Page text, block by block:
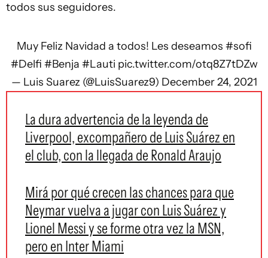
todos sus seguidores.
Muy Feliz Navidad a todos! Les deseamos #sofi
#Delfi #Benja #Lauti pic.twitter.com/otq8Z7tDZw
— Luis Suarez (@LuisSuarez9) December 24, 2021
La dura advertencia de la leyenda de
Liverpool, excompañero de Luis Suárez en
el club, con la llegada de Ronald Araujo
Mirá por qué crecen las chances para que
Neymar vuelva a jugar con Luis Suárez y
Lionel Messi y se forme otra vez la MSN,
pero en Inter Miami